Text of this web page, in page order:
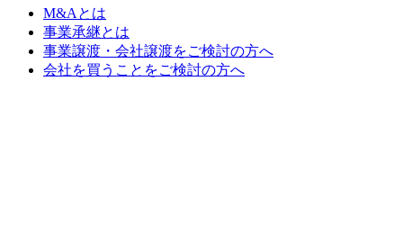
M&Aとは
事業承継とは
事業譲渡・会社譲渡をご検討の方へ
会社を買うことをご検討の方へ